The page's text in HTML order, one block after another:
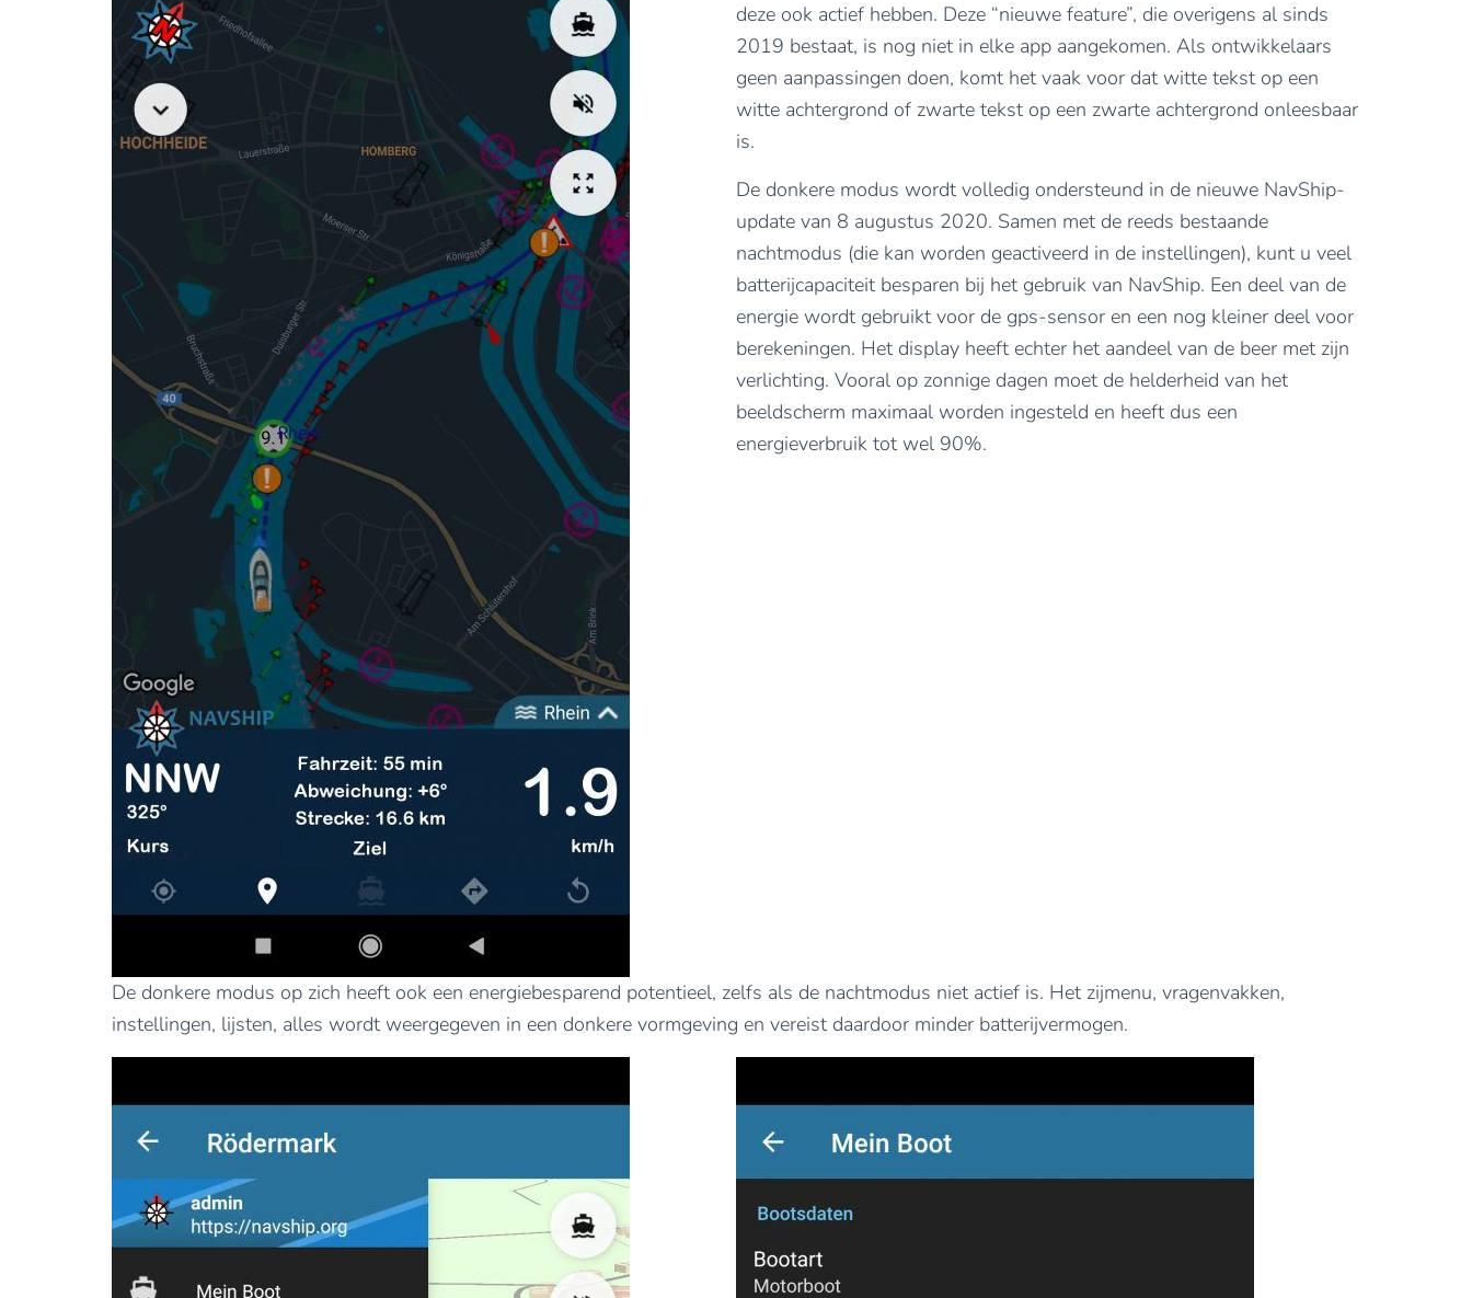
deze ook actief hebben. Deze “nieuwe feature”, die overigens al sinds
2019 bestaat, is nog niet in elke app aangekomen. Als ontwikkelaars
geen aanpassingen doen, komt het vaak voor dat witte tekst op een
witte achtergrond of zwarte tekst op een zwarte achtergrond onleesbaar
is.
De donkere modus wordt volledig ondersteund in de nieuwe NavShip-
update van 8 augustus 2020. Samen met de reeds bestaande
nachtmodus (die kan worden geactiveerd in de instellingen), kunt u veel
batterijcapaciteit besparen bij het gebruik van NavShip. Een deel van de
energie wordt gebruikt voor de gps-sensor en een nog kleiner deel voor
berekeningen. Het display heeft echter het aandeel van de beer met zijn
verlichting. Vooral op zonnige dagen moet de helderheid van het
beeldscherm maximaal worden ingesteld en heeft dus een
energieverbruik tot wel 90%.
De donkere modus op zich heeft ook een energiebesparend potentieel, zelfs als de nachtmodus niet actief is. Het zijmenu, vragenvakken,
instellingen, lijsten, alles wordt weergegeven in een donkere vormgeving en vereist daardoor minder batterijvermogen.